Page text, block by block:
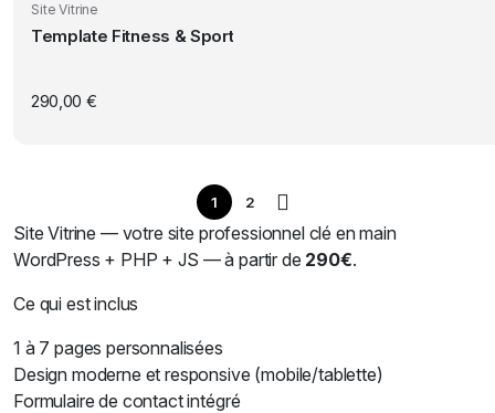
Site Vitrine
Template Fitness & Sport
290,00 €
1 2
Site Vitrine — votre site professionnel clé en main
WordPress + PHP + JS — à partir de 290€.
Ce qui est inclus
1 à 7 pages personnalisées
Design moderne et responsive (mobile/tablette)
Formulaire de contact intégré